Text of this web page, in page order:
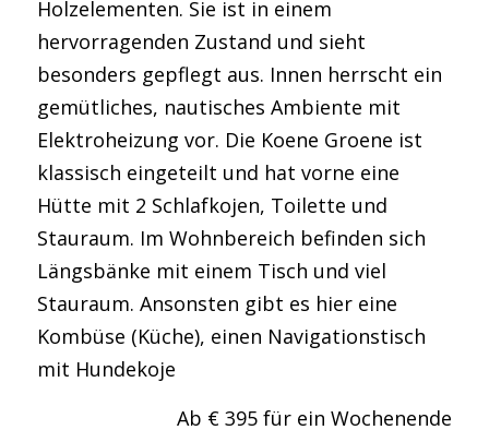
Holzelementen. Sie ist in einem
hervorragenden Zustand und sieht
besonders gepflegt aus. Innen herrscht ein
gemütliches, nautisches Ambiente mit
Elektroheizung vor. Die Koene Groene ist
klassisch eingeteilt und hat vorne eine
Hütte mit 2 Schlafkojen, Toilette und
Stauraum. Im Wohnbereich befinden sich
Längsbänke mit einem Tisch und viel
Stauraum. Ansonsten gibt es hier eine
Kombüse (Küche), einen Navigationstisch
mit Hundekoje
Ab € 395 für ein Wochenende